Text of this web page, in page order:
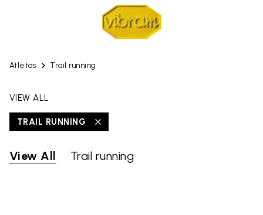
Atletas Trail running
VIEW ALL
TRAIL RUNNING
View All Trail running